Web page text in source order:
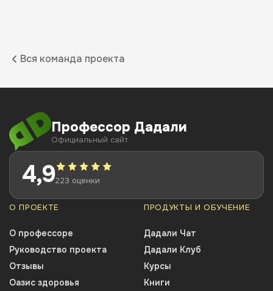
Вся команда проекта
Профессор Дадали
Официальный сайт
4,9223 оценки
О ПРОЕКТЕ
О профессоре
Руководство проекта
Отзывы
Оазис здоровья
ПРОДУКТЫ И ОБУЧЕНИЕ
Дадали Чат
Дадали Клуб
Курсы
Книги